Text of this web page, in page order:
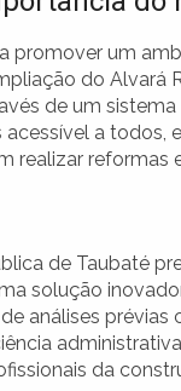
promover um
do Alvará
de um
a todos,
realizar reformas
de Taubaté
solução
análises prévias
da